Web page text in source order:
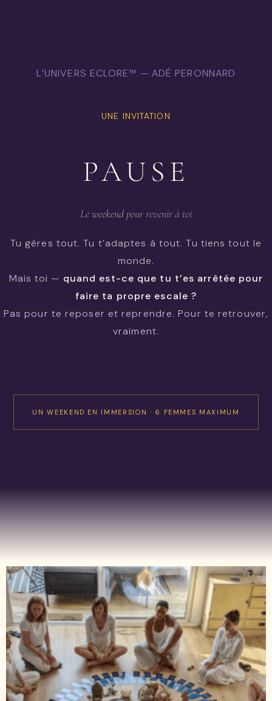
L’UNIVERS ECLORE™ — ADÉ PERONNARD
UNE INVITATION
PAUSE
Le weekend pour revenir à toi
Tu gères tout. Tu t’adaptes à tout. Tu tiens tout le
monde.
Mais toi — quand est-ce que tu t’es arrêtée pour
faire ta propre escale ?
Pas pour te reposer et reprendre. Pour te retrouver,
vraiment.
UN WEEKEND EN IMMERSION · 6 FEMMES MAXIMUM